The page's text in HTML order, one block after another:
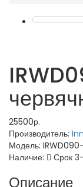
25500р.
Производитель:
Модель:
Наличие:
Срок
Описание